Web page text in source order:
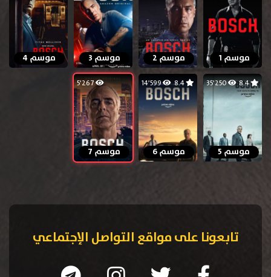
موسم 1 موسم 2 موسم 3 موسم 4
8.4 35٬250
موسم 5
14٬599
موسم 6
5٬267
موسم 7
تابعونا على مواقع التواصل الإجتماعي